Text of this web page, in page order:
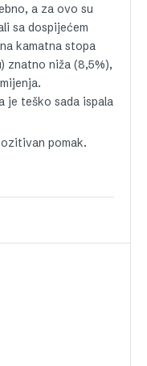
a za ovo su
sa dospijećem
kamatna stopa
znatno niža (8,5%),
je teško sada ispala
pomak.